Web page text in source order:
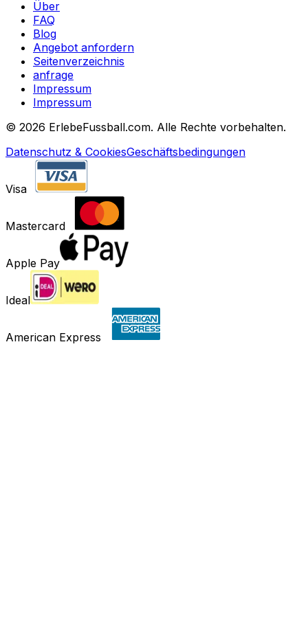
Über
FAQ
Blog
Angebot anfordern
Seitenverzeichnis
anfrage
Impressum
Impressum
© 2026 ErlebeFussball.com. Alle Rechte vorbehalten.
Datenschutz & CookiesGeschäftsbedingungen
Visa
Mastercard
Apple Pay
Ideal
American Express